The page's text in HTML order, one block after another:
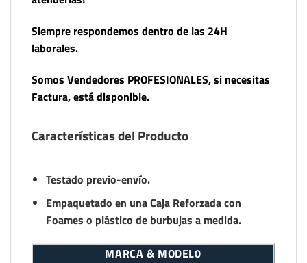
Siempre respondemos dentro de las 24H
laborales.
Somos Vendedores PROFESIONALES, si necesitas
Factura, está disponible.
Características del Producto
Testado previo-envío.
Empaquetado en una Caja Reforzada con
Foames o plástico de burbujas a medida.
MARCA & MODEL0